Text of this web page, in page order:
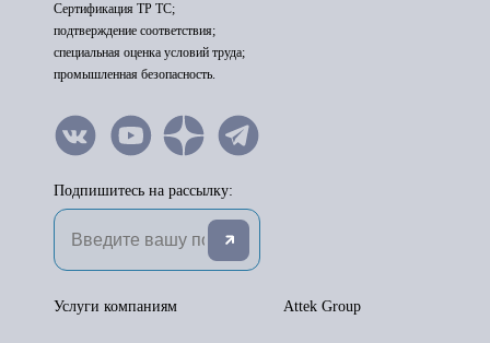
Сертификация ТР ТС;
подтверждение соответствия;
специальная оценка условий труда;
промышленная безопасность.
Подпишитесь на рассылку:
Attek Group
Услуги компаниям